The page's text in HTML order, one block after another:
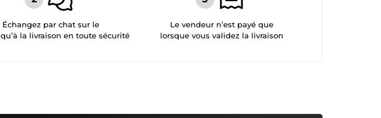
Échangez par chat sur le
la livraison en toute sécurité
Le vendeur n’est payé que
lorsque vous validez la livraison